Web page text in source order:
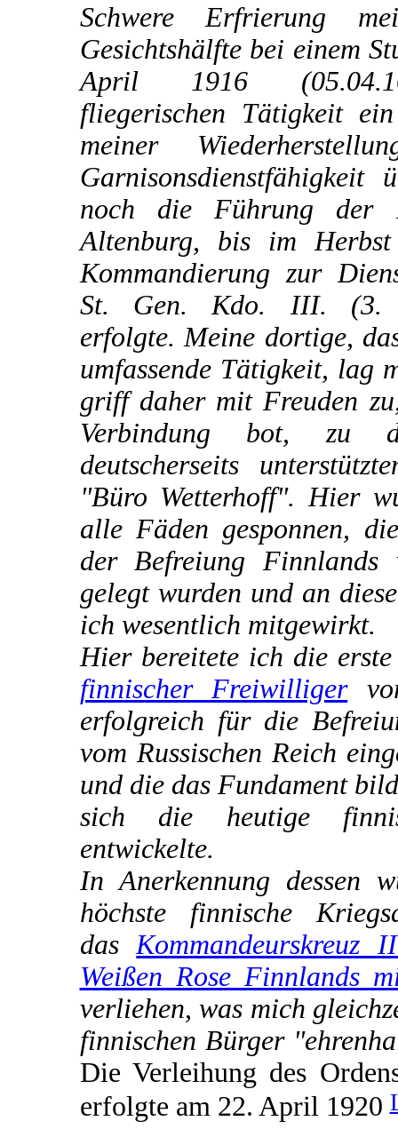
Schwere Erfrierung
Gesichtshälfte bei einem
April 1916
fliegerischen Tätigkeit
meiner
Garnisonsdienstfähigkeit
noch die Führung der
Altenburg, bis im
Kommandierung zur
St. Gen. Kdo. III. (3.
erfolgte. Meine dortige,
umfassende Tätigkeit, lag
griff daher mit Freuden
Verbindung bot, zu
deutscherseits
"Büro Wetterhoff". Hier
alle Fäden gesponnen,
der Befreiung Finnlands
gelegt wurden und an
ich wesentlich mitgewirkt.
Hier bereitete ich die
finnischer Freiwilliger
erfolgreich für die
vom Russischen Reich
und die das Fundament
sich die heutige
entwickelte.
In Anerkennung dessen
höchste finnische
das Kommandeurskreuz
Weißen Rose Finnlands
verliehen, was mich
finnischen Bürger
Die Verleihung des
erfolgte am 22. April 1920